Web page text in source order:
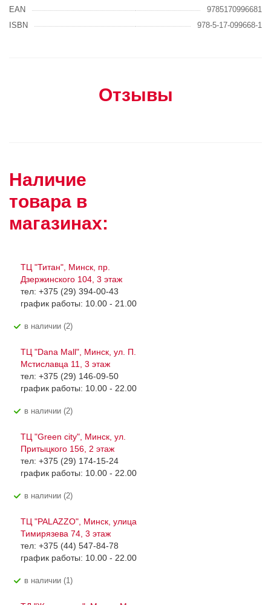
EAN
9785170996681
ISBN
978-5-17-099668-1
Отзывы
Наличие
товара в
магазинах:
ТЦ "Титан", Минск, пр.
Дзержинского 104, 3 этаж
тел: +375 (29) 394-00-43
график работы: 10.00 - 21.00
В наличии (2)
ТЦ "Dana Mall", Минск, ул. П.
Мстиславца 11, 3 этаж
тел: +375 (29) 146-09-50
график работы: 10.00 - 22.00
В наличии (2)
ТЦ "Green city", Минск, ул.
Притыцкого 156, 2 этаж
тел: +375 (29) 174-15-24
график работы: 10.00 - 22.00
В наличии (2)
ТЦ "PALAZZO", Минск, улица
Тимирязева 74, 3 этаж
тел: +375 (44) 547-84-78
график работы: 10.00 - 22.00
В наличии (1)